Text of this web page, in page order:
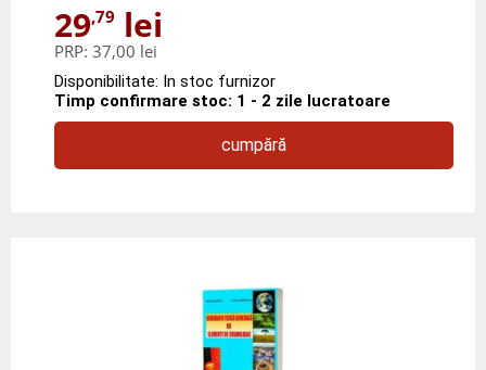
29,79 lei
PRP: 37,00 lei
Disponibilitate: In stoc furnizor
Timp confirmare stoc: 1 - 2 zile lucratoare
cumpără